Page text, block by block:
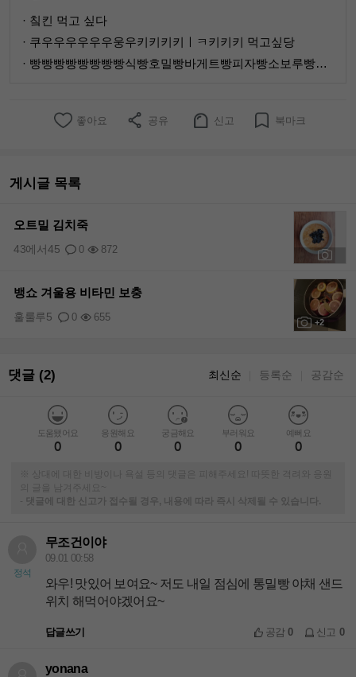
· 칰킨 먹고 싶다
· 쿠우우우우우우웅우키키키키ㅣㅋ키키키 먹고싶당
· 빵빵빵빵빵빵빵빵식빵호밀빵바게트빵피자빵소보루빵초코머핀초코쿠키오곡쿠키
좋아요 공유 신고 북마크
게시글 목록
오트밀 김치죽
0 872
43에서45
+2
뱅쇼 겨울용 비타민 보충
0 655
훌룰루5
댓글 (2) 최신순 등록순 공감순
도움됐어요
0
응원해요
0
궁금해요
0
부러워요
0
예뻐요
0
※ 상대에 대한 비방이나 욕설 등의 댓글은 피해주세요! 따뜻한 격려와 응원
-
댓글에 대한 신고가 접수될 경우, 내용에 따라 즉시 삭제될 수 있습니다.
정석
무조건이야
09.01 00:58
와우! 맛있어 보여요~ 저도 내일 점심에 통밀빵 야채 샌드
위치 해먹어야겠어요~
답글쓰기 공감0 신고 0
yonana